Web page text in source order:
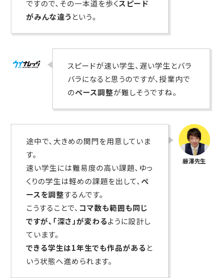
ですので、その一本道を歩くスピード
がみんな違う という。
スピードが速い学生、遅い学生とバラ
バラになると思うのですが、授業内で
のペース調整が難しそうですね。
途中で、大きめの関門を用意していま
す。
速い学生には難易度の高い課題、ゆっ
くりの学生は軽めの課題を出して、 ペ
ースを調整するんです。
こうすることで、 コマ数も範囲も同じ
ですが、「深さ」が変わるように設計し
ています。
できる学生は1年生でも作品がある と
いう状態へ進められます。